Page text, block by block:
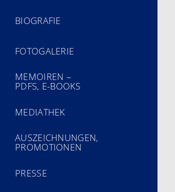
BIOGRAFIE
FOTOGALERIE
MEMOIREN –
PDFS, E-BOOKS
MEDIATHEK
AUSZEICHNUNGEN,
PROMOTIONEN
PRESSE